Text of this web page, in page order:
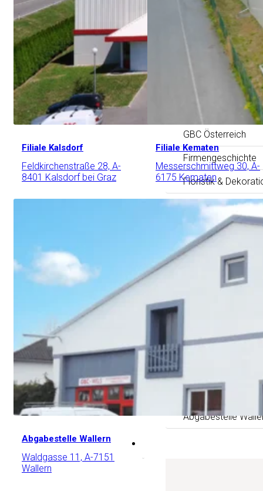
GBC Österreich
Firmengeschichte
Floristik &
Gartenbau & mehr
Karriere
Impressum
Zentrale Steinhaus
Filiale Schwechat
Filiale Kalsdorf
Filiale Meiningen
Abgabestelle
Filiale Kalsdorf
Feldkirchenstraße 28, A-
8401 Kalsdorf bei Graz
Filiale Kematen
Messerschmittweg 30, A-
6175 Kematen
Abgabestelle Wallern
Waldgasse 11, A-7151
Wallern